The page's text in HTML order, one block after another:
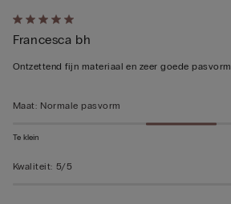
5
op
5
Francesca bh
Ontzettend fijn materiaal en zeer goede pasvorm
Maat: Normale pasvorm
Te klein
Kwaliteit: 5/5